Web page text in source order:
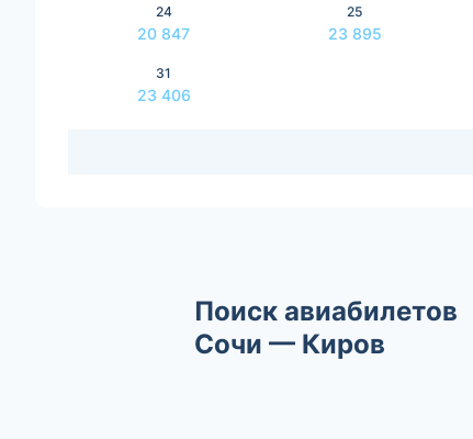
24
20 847
25
23 895
31
23 406
Поиск авиабилетов
Сочи — Киров